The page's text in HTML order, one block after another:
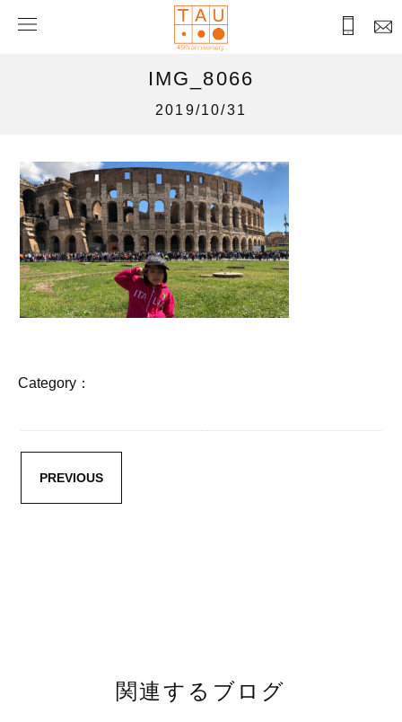
IMG_8066
2019/10/31
Category：
PREVIOUS
関連するブログ